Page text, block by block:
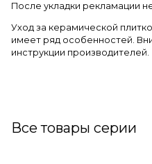
После укладки рекламации
Уход за керамической
имеет ряд особенностей.
инструкции производителей.
Все товары серии